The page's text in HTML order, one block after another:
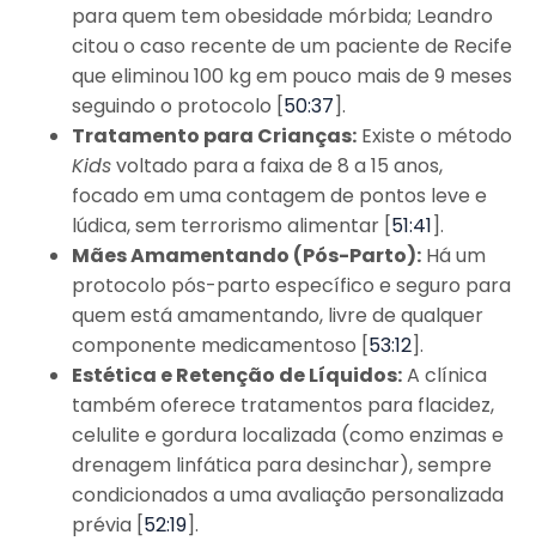
para quem tem obesidade mórbida; Leandro
citou o caso recente de um paciente de Recife
que eliminou 100 kg em pouco mais de 9 meses
seguindo o protocolo [50:37].
Tratamento para Crianças: Existe o método
Kidsvoltado para a faixa de 8 a 15 anos,
focado em uma contagem de pontos leve e
lúdica, sem terrorismo alimentar [51:41].
Mães Amamentando (Pós-Parto): Há um
protocolo pós-parto específico e seguro para
quem está amamentando, livre de qualquer
componente medicamentoso [53:12].
Estética e Retenção de Líquidos:A clínica
também oferece tratamentos para flacidez,
celulite e gordura localizada (como enzimas e
drenagem linfática para desinchar), sempre
condicionados a uma avaliação personalizada
prévia [52:19].